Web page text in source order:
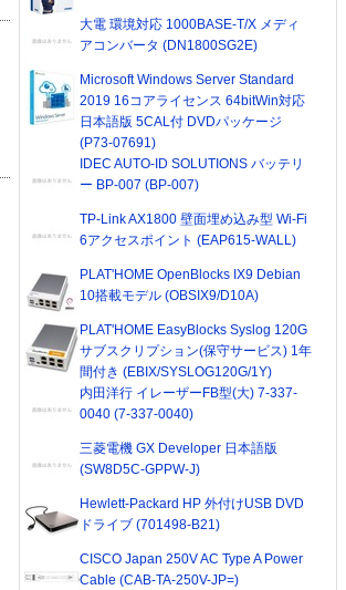
大電 環境対応 1000BASE-T/X メディ
アコンバータ (DN1800SG2E)
Microsoft Windows Server Standard
2019 16コアライセンス 64bitWin対応
日本語版 5CAL付 DVDパッケージ
(P73-07691)
IDEC AUTO-ID SOLUTIONS バッテリ
ー BP-007 (BP-007)
TP-Link AX1800 壁面埋め込み型 Wi-Fi
6アクセスポイント (EAP615-WALL)
PLAT'HOME OpenBlocks IX9 Debian
10搭載モデル (OBSIX9/D10A)
PLAT'HOME EasyBlocks Syslog 120G
サブスクリプション(保守サービス) 1年
間付き (EBIX/SYSLOG120G/1Y)
内田洋行 イレーザーFB型(大) 7-337-
0040 (7-337-0040)
三菱電機 GX Developer 日本語版
(SW8D5C-GPPW-J)
Hewlett-Packard HP 外付けUSB DVD
ドライブ (701498-B21)
CISCO Japan 250V AC Type A Power
Cable (CAB-TA-250V-JP=)